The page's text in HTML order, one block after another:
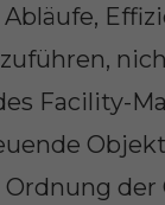
Facility-
der